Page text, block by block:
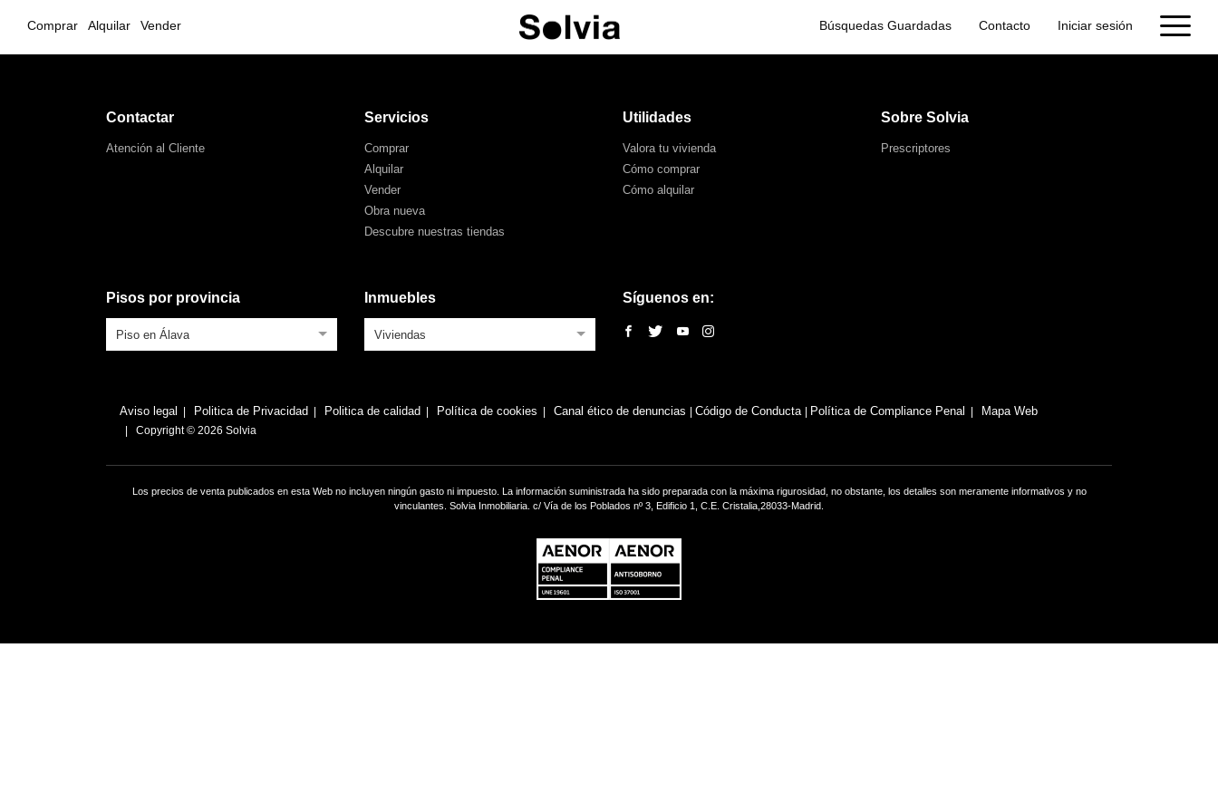
Comprar Alquilar Vender Búsquedas Guardadas Contacto Iniciar sesión
Contactar
Atención al Cliente
Servicios
Comprar
Alquilar
Vender
Obra nueva
Descubre nuestras tiendas
Utilidades
Valora tu vivienda
Cómo comprar
Cómo alquilar
Sobre Solvia
Prescriptores
Pisos por provincia
Piso en Álava
Inmuebles
Viviendas
Síguenos en:
Aviso legal Politica de Privacidad Politica de calidad Política de cookies Canal ético de denuncias Código de Conducta Política de Compliance Penal Mapa Web
Copyright © 2026 Solvia
Los precios de venta publicados en esta Web no incluyen ningún gasto ni impuesto. La información suministrada ha sido preparada con la máxima rigurosidad, no obstante, los detalles son meramente informativos y no
vinculantes. Solvia Inmobiliaria. c/ Vía de los Poblados nº 3, Edificio 1, C.E. Cristalia,28033-Madrid.